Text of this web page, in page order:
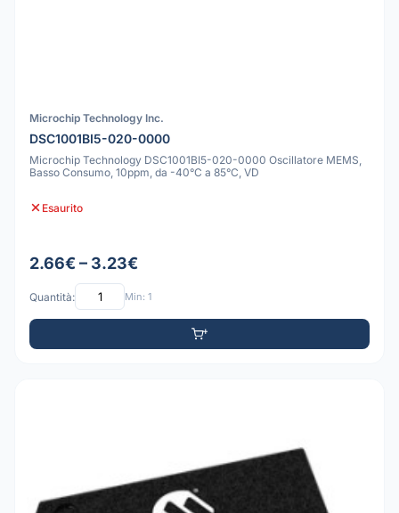
Microchip Technology Inc.
DSC1001BI5-020-0000
Microchip Technology DSC1001BI5-020-0000 Oscillatore MEMS,
Basso Consumo, 10ppm, da -40°C a 85°C, VD
Esaurito
2.66€ – 3.23€
Quantità: Min: 1